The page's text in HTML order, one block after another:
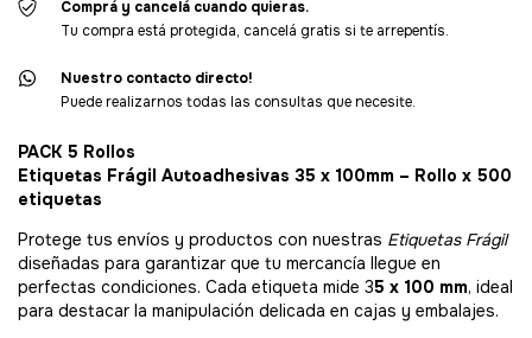
Comprá y cancelá cuando quieras.
Tu compra está protegida, cancelá gratis si te arrepentís.
Nuestro contacto directo!
Puede realizarnos todas las consultas que necesite.
PACK 5 Rollos
Etiquetas Frágil Autoadhesivas 35 x 100mm – Rollo x 500
etiquetas
Protege tus envíos y productos con nuestras Etiquetas Frágil
diseñadas para garantizar que tu mercancía llegue en
perfectas condiciones. Cada etiqueta mide 35 x 100 mm, ideal
para destacar la manipulación delicada en cajas y embalajes.